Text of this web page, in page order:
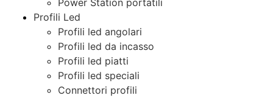
Power Station portatili
Profili Led
Profili led angolari
Profili led da incasso
Profili led piatti
Profili led speciali
Connettori profili